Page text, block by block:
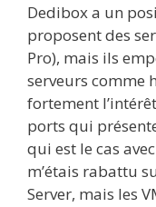
Dedibox a un
proposent des
Pro), mais ils
serveurs comme
fortement
ports qui
qui est le cas
m’étais rabattu
Server, mais les